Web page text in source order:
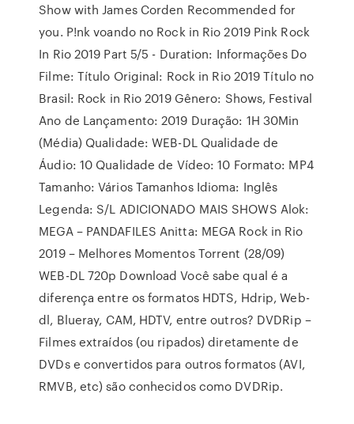
Show with James Corden Recommended for
you. P!nk voando no Rock in Rio 2019 Pink Rock
In Rio 2019 Part 5/5 - Duration: Informações Do
Filme: Título Original: Rock in Rio 2019 Título no
Brasil: Rock in Rio 2019 Gênero: Shows, Festival
Ano de Lançamento: 2019 Duração: 1H 30Min
(Média) Qualidade: WEB-DL Qualidade de
Áudio: 10 Qualidade de Vídeo: 10 Formato: MP4
Tamanho: Vários Tamanhos Idioma: Inglês
Legenda: S/L ADICIONADO MAIS SHOWS Alok:
MEGA – PANDAFILES Anitta: MEGA Rock in Rio
2019 – Melhores Momentos Torrent (28/09)
WEB-DL 720p Download Você sabe qual é a
diferença entre os formatos HDTS, Hdrip, Web-
dl, Blueray, CAM, HDTV, entre outros? DVDRip –
Filmes extraídos (ou ripados) diretamente de
DVDs e convertidos para outros formatos (AVI,
RMVB, etc) são conhecidos como DVDRip.